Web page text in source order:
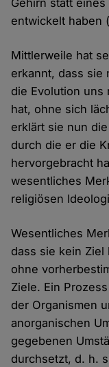
Gehirn statt
entwickelt haben
Mittlerweile hat
erkannt, dass sie
die Evolution uns
hat, ohne sich
erklärt sie nun
durch die er die
hervorgebracht
wesentliches
religiösen
Wesentliches
dass sie kein Ziel
ohne
Ziele. Ein
der Organismen
anorganischen
gegebenen
durchsetzt, d. h.